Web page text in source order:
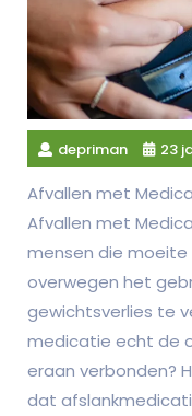
depriman 23
Afvallen met
Afvallen met
mensen die
overwegen het
gewichtsverlies te
medicatie echt de
eraan verbonden?
dat